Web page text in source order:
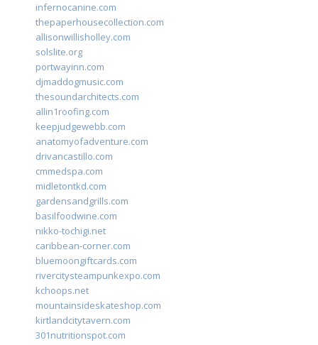
infernocanine.com
thepaperhousecollection.com
allisonwillisholley.com
solslite.org
portwayinn.com
djmaddogmusic.com
thesoundarchitects.com
allin1roofing.com
keepjudgewebb.com
anatomyofadventure.com
drivancastillo.com
cmmedspa.com
midletontkd.com
gardensandgrills.com
basilfoodwine.com
nikko-tochigi.net
caribbean-corner.com
bluemoongiftcards.com
rivercitysteampunkexpo.com
kchoops.net
mountainsideskateshop.com
kirtlandcitytavern.com
301nutritionspot.com